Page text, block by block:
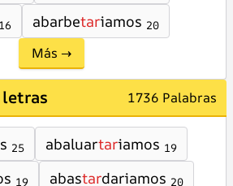
16 abarbetariamos 20
Más →
letras 1736 Palabras
25 abaluartariamos 19
19 abastardariamos 20